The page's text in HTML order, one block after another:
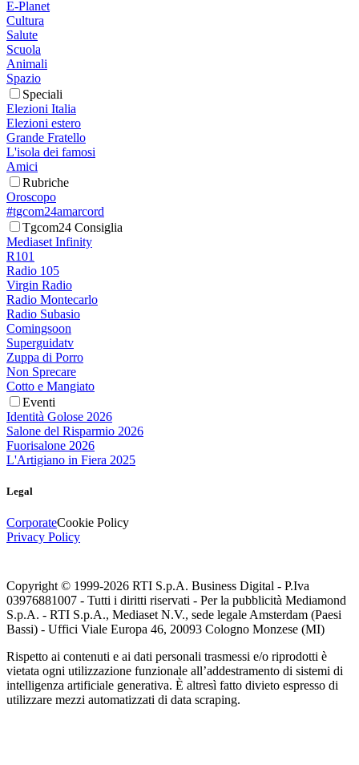
E-Planet
Cultura
Salute
Scuola
Animali
Spazio
Speciali
Elezioni Italia
Elezioni estero
Grande Fratello
L'isola dei famosi
Amici
Rubriche
Oroscopo
#tgcom24amarcord
Tgcom24 Consiglia
Mediaset Infinity
R101
Radio 105
Virgin Radio
Radio Montecarlo
Radio Subasio
Comingsoon
Superguidatv
Zuppa di Porro
Non Sprecare
Cotto e Mangiato
Eventi
Identità Golose 2026
Salone del Risparmio 2026
Fuorisalone 2026
L'Artigiano in Fiera 2025
Legal
CorporateCookie Policy
Privacy Policy
Copyright © 1999-2026 RTI S.p.A. Business Digital - P.Iva
03976881007 - Tutti i diritti riservati - Per la pubblicità Mediamond
S.p.A. - RTI S.p.A., Mediaset N.V., sede legale Amsterdam (Paesi
Bassi) - Uffici Viale Europa 46, 20093 Cologno Monzese (MI)
Rispetto ai contenuti e ai dati personali trasmessi e/o riprodotti è
vietata ogni utilizzazione funzionale all’addestramento di sistemi di
intelligenza artificiale generativa. È altresì fatto divieto espresso di
utilizzare mezzi automatizzati di data scraping.